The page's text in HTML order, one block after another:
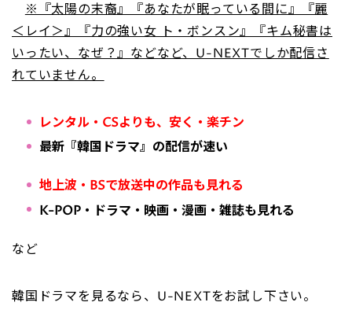
※『太陽の末裔』『あなたが眠っている間に』『麗
＜レイ＞』『力の強い女 ト・ボンスン』『キム秘書は
いったい、なぜ？』などなど、U-NEXTでしか配信さ
れていません。
レンタル・CSよりも、安く・楽チン
最新『韓国ドラマ』の配信が速い
地上波・BSで放送中の作品も見れる
K-POP・ドラマ・映画・漫画・雑誌も見れる
など
韓国ドラマを見るなら、U-NEXTをお試し下さい。